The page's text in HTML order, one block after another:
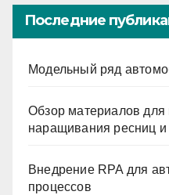
Последние
Модельный ряд
Обзор материалов для
наращивания ресниц
Внедрение RPA для
процессов